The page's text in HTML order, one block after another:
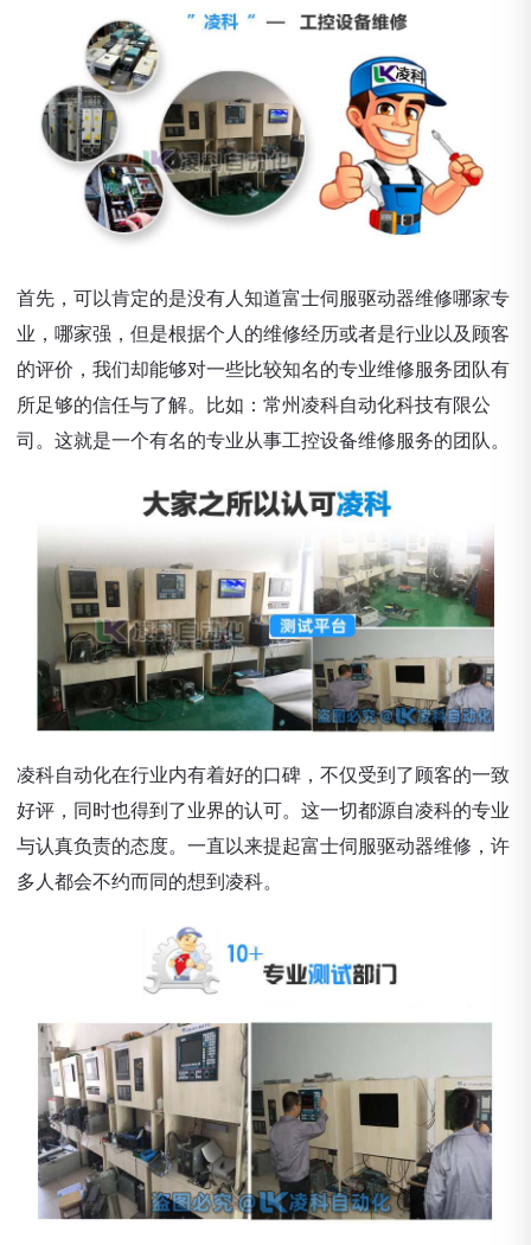
首先，可以肯定的是没有人知道富士伺服驱动器维修哪家专
业，哪家强，但是根据个人的维修经历或者是行业以及顾客
的评价，我们却能够对一些比较知名的专业维修服务团队有
所足够的信任与了解。比如：常州凌科自动化科技有限公
司。这就是一个有名的专业从事工控设备维修服务的团队。
凌科自动化在行业内有着好的口碑，不仅受到了顾客的一致
好评，同时也得到了业界的认可。这一切都源自凌科的专业
与认真负责的态度。一直以来提起富士伺服驱动器维修，许
多人都会不约而同的想到凌科。